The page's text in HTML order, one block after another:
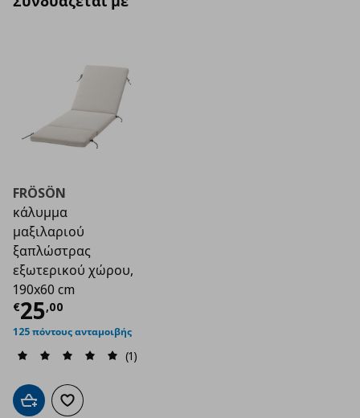
FRÖSÖN
κάλυμμα
μαξιλαριού
ξαπλώστρας
εξωτερικού χώρου,
190x60 cm
€25,00
Τρέχουσα τιμή
125 πόντους ανταμοιβής
(1)
Προσθήκη στο καλάθι
Προσθήκη στα αγαπημένα